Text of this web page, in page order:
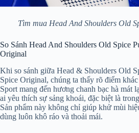
Tìm mua Head And Shoulders Old
So Sánh Head And Shoulders Old Spice
Original
Khi so sánh giữa Head & Shoulders Old
Spice Original, chúng ta thấy rõ điểm
Sport mang đến hương chanh bạc hà mát
ai yêu thích sự sảng khoái, đặc biệt là
Sản phẩm này không chỉ giúp khử mùi
dùng luôn khô ráo và thoải mái.